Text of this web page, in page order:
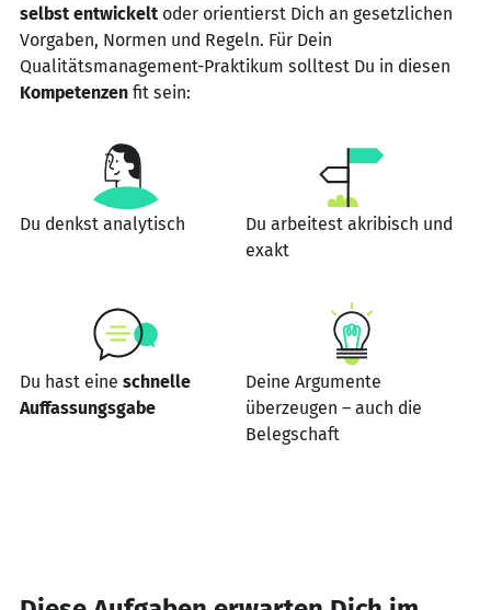
selbst entwickelt oder orientierst Dich an gesetzlichen
Vorgaben, Normen und Regeln. Für Dein
Qualitätsmanagement-Praktikum solltest Du in diesen
Kompetenzen fit sein:
Du denkst analytisch
Du arbeitest akribisch und
exakt
Du hast eine schnelle
Auffassungsgabe
Deine Argumente
überzeugen – auch die
Belegschaft